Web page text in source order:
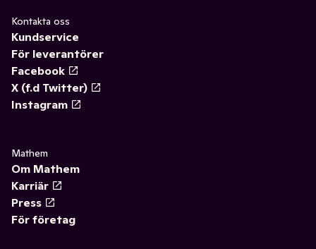
Kontakta oss
Kundservice
För leverantörer
Facebook
X (f.d Twitter)
Instagram
Mathem
Om Mathem
Karriär
Press
För företag